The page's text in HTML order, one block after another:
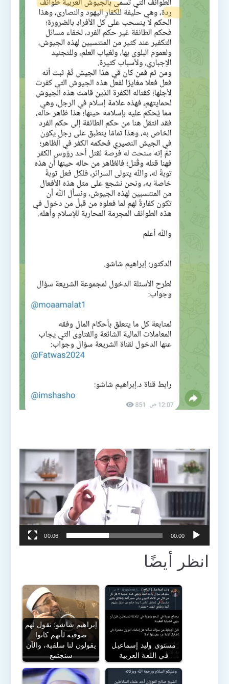
مشغل
الفيديو
00:00
00:06
انظر أيضًا
إبراهيم شاشو؛ نقول لهم
صوفية لأنهم كانوا
يقولون لنا سلفية، والآن
سنجتمع
مستوى وليد إسماعيل
في اللغة العربية